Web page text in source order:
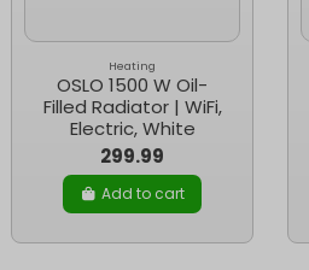
Heating
OSLO 1500 W Oil-
Filled Radiator | WiFi,
Electric, White
299.99
Add to cart